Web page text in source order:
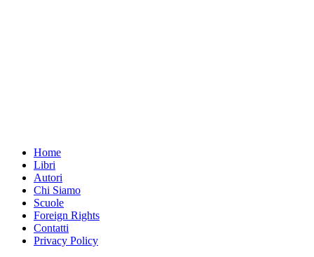
Home
Libri
Autori
Chi Siamo
Scuole
Foreign Rights
Contatti
Privacy Policy